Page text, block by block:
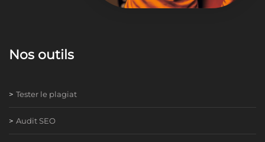
Nos outils
Tester le plagiat
Audit SEO